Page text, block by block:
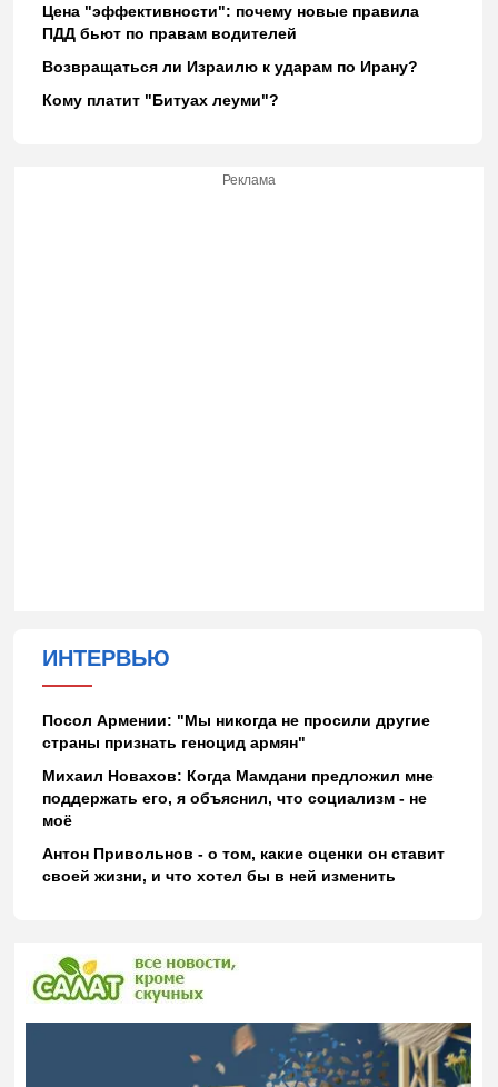
Цена "эффективности": почему новые правила
ПДД бьют по правам водителей
Возвращаться ли Израилю к ударам по Ирану?
Кому платит "Битуах леуми"?
Реклама
ИНТЕРВЬЮ
Посол Армении: "Мы никогда не просили другие
страны признать геноцид армян"
Михаил Новахов: Когда Мамдани предложил мне
поддержать его, я объяснил, что социализм - не
моё
Антон Привольнов - о том, какие оценки он ставит
своей жизни, и что хотел бы в ней изменить